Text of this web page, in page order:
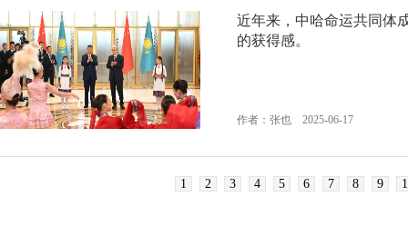
近年来，中哈命运共同体
的获得感。
作者：张也 2025-06-17
1 2 3 4 5 6 7 8 9